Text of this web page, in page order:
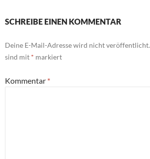
SCHREIBE EINEN KOMMENTAR
Deine E-Mail-Adresse wird nicht veröffentlicht.
sind mit * markiert
Kommentar *